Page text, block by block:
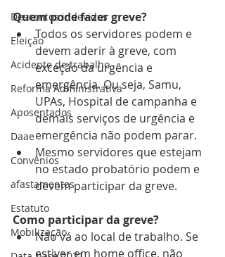
Descontos indevidos
Eleição
Acidente de trabalho
Reforma Administrativa
Aposentados
Daae
Convênios
afastamentos
Estatuto
Mobilização
Quem pode fazer greve?
Todos os servidores podem e
devem aderir à greve, com
exceção da urgência e
emergência. Ou seja, Samu,
UPAs, Hospital de campanha e
demais serviços de urgência e
emergência não podem parar.
Mesmo servidores que estejam
no estado probatório podem e
devem participar da greve.
Como participar da greve?
Não vá ao local de trabalho. Se
estiver em home office, não